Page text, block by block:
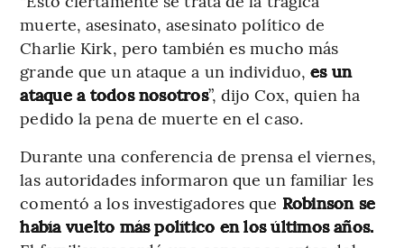
muerte, asesinato, asesinato político de
Charlie Kirk, pero también es mucho más
grande que un ataque a un individuo,es un
ataque a todos nosotros”, dijo Cox, quien ha
pedido la pena de muerte en el caso.
Durante una conferencia de prensa el viernes,
las autoridades informaron que un familiar les
comentó a los investigadores que Robinson se
había vuelto más político en los últimos años.